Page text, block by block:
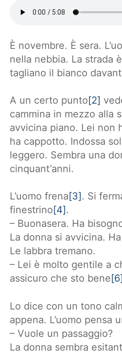
È novembre. È sera.
nella nebbia. La strada
tagliano il bianco
A un certo punto[2]
cammina in mezzo alla
avvicina piano. Lei non
ha cappotto. Indossa
leggero. Sembra una
cinquant’anni.
L’uomo frena [3]. Si
finestrino [4].
– Buonasera. Ha
La donna si avvicina.
Le labbra tremano.
– Lei è molto gentile a
assicuro che sto bene [6]
Lo dice con un tono
appena. L’uomo pensa
– Vuole un passaggio?
La donna sembra